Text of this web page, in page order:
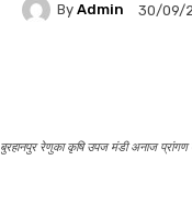
By Admin 30/09/
बुरहानपुर रेणुका कृषि उपज मंडी अनाज